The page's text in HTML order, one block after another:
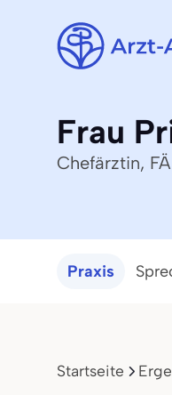
Frau
Chefärztin,
Praxis
Startseite